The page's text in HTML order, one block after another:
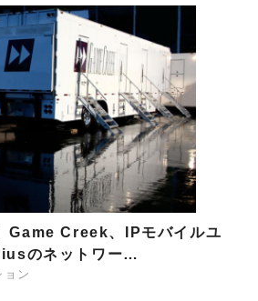
Game Creek、IPモバイルユ
のネットワー…
ョン